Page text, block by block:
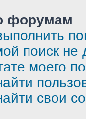
форумам
поиск не
моего
свои